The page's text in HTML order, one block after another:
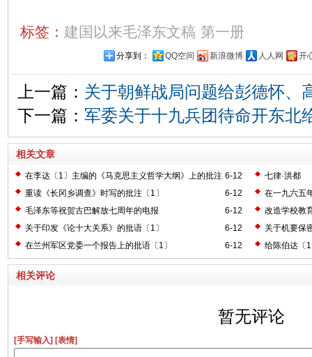
标签： 建国以来毛泽东文稿 第一册
分享到： QQ空间 新浪微博 人人网 开
上一篇： 关于朝鲜战局问题给彭德怀、
下一篇： 军委关于十九兵团待命开东北
相关文章
6-12
在李达〔1〕主编的《马克思主义哲学大纲》上的批注
〔2〕
七律·洪都
6-12
重读《长冈乡调查》时写的批注〔1〕
在一九六五
6-12
毛泽东等祝贺古巴解放七周年的电报
改造学校教
6-12
关于印发《论十大关系》的批语〔1〕
关于机要保
6-12
在兰州军区党委一个报告上的批语〔1〕 给陈伯达〔
相关评论
暂无评论
[手写输入] [表情]